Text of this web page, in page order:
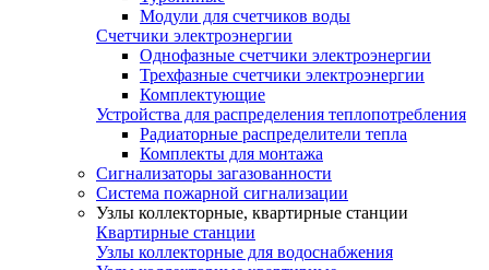
Модули для счетчиков воды
Счетчики электроэнергии
Однофазные счетчики электроэнергии
Трехфазные счетчики электроэнергии
Комплектующие
Устройства для распределения теплопотребления
Радиаторные распределители тепла
Комплекты для монтажа
Сигнализаторы загазованности
Система пожарной сигнализации
Узлы коллекторные, квартирные станции
Квартирные станции
Узлы коллекторные для водоснабжения